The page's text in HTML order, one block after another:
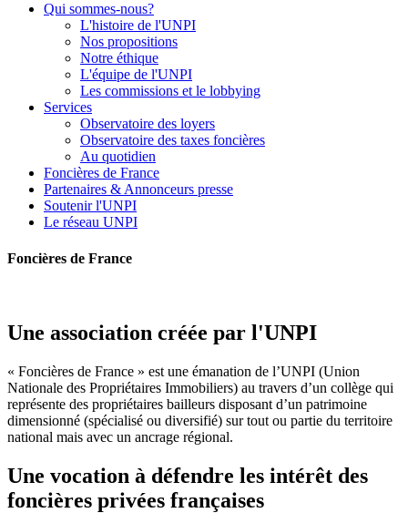
Qui sommes-nous?
L'histoire de l'UNPI
Nos propositions
Notre éthique
L'équipe de l'UNPI
Les commissions et le lobbying
Services
Observatoire des loyers
Observatoire des taxes foncières
Au quotidien
Foncières de France
Partenaires & Annonceurs presse
Soutenir l'UNPI
Le réseau UNPI
Foncières de France
Une association créée par l'UNPI
« Foncières de France » est une émanation de l’UNPI (Union
Nationale des Propriétaires Immobiliers) au travers d’un collège qui
représente des propriétaires bailleurs disposant d’un patrimoine
dimensionné (spécialisé ou diversifié) sur tout ou partie du territoire
national mais avec un ancrage régional.
Une vocation à défendre les intérêt des
foncières privées françaises